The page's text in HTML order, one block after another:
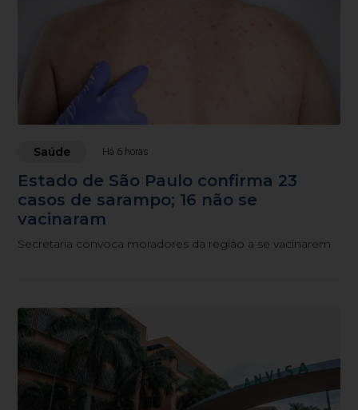
Saúde Há 6 horas
Estado de São Paulo confirma 23
casos de sarampo; 16 não se
vacinaram
Secretaria convoca moradores da região a se vacinarem